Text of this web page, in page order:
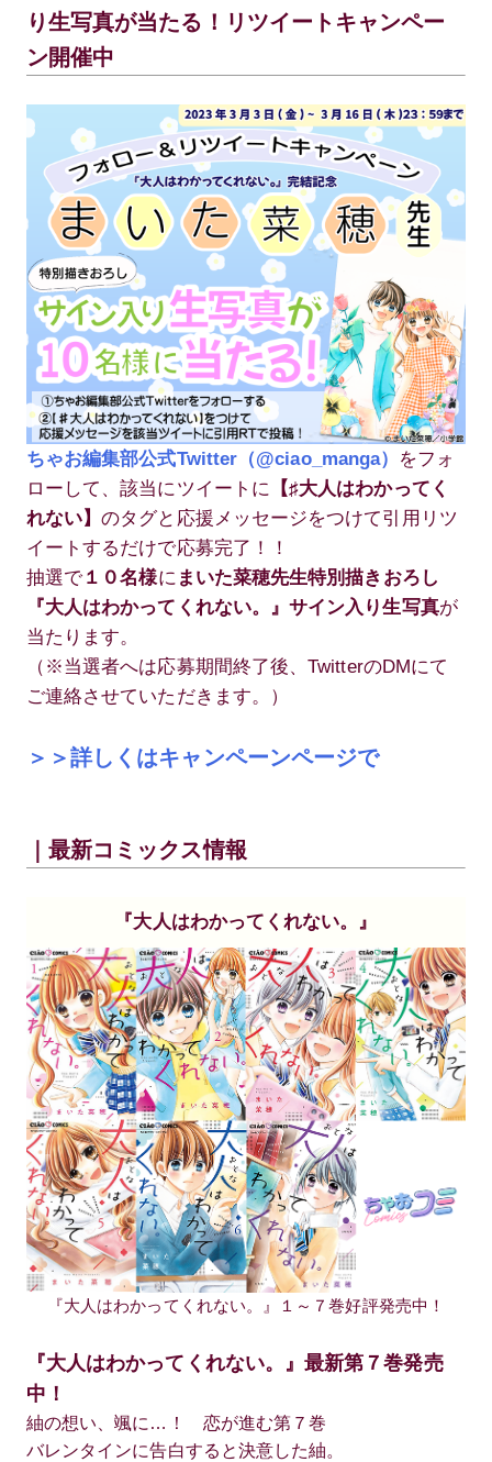
り生写真が当たる！リツイートキャンペー
ン開催中
ちゃお編集部公式Twitter（@ciao_manga） をフォ
ローして、該当にツイートに 【♯大人はわかってく
れない】のタグと応援メッセージをつけて引用リツ
イートするだけで応募完了！！
抽選で１０名様に まいた菜穂先生特別描きおろし
『大人はわかってくれない。』サイン入り生写真が
当たります。
（※当選者へは応募期間終了後、TwitterのDMにて
ご連絡させていただきます。）
＞＞詳しくはキャンペーンページで
｜最新コミックス情報
『大人はわかってくれない。』
『大人はわかってくれない。』１～７巻好評発売中！
『大人はわかってくれない。』最新第７巻発売
中！
紬の想い、颯に…！ 恋が進む第７巻
バレンタインに告白すると決意した紬。